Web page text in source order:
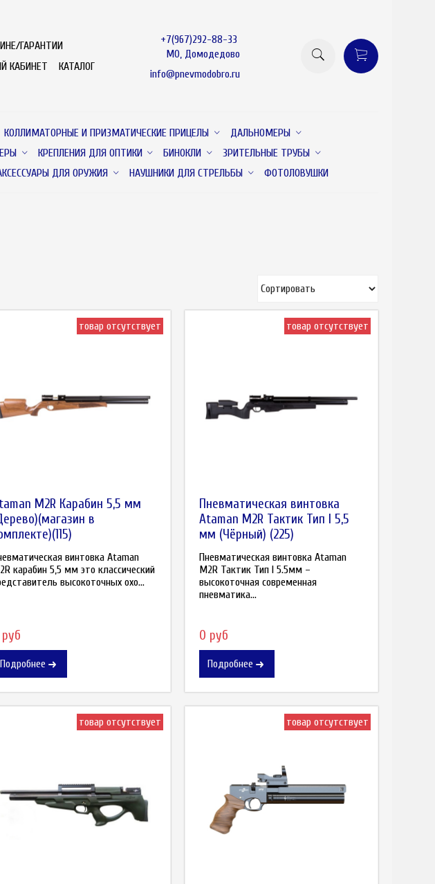
ГАРАНТИИ
КАБИНЕТ КАТАЛОГ
+7(967)292-88-33
МО, Домодедово
info@pnevmodobro.ru
КОЛЛИМАТОРНЫЕ И ПРИЗМАТИЧЕСКИЕ ПРИЦЕЛЫ
ДАЛЬНОМЕРЫ
КРЕПЛЕНИЯ ДЛЯ ОПТИКИ БИНОКЛИ
ЗРИТЕЛЬНЫЕ ТРУБЫ
ДЛЯ ОРУЖИЯ НАУШНИКИ ДЛЯ СТРЕЛЬБЫ ФОТОЛОВУШКИ
товар отсутствует
M2R Карабин 5,5 мм
в
винтовка Ataman
карабин 5,5 мм это классический
высокоточных охо...
Подробнее
товар отсутствует
Пневматическая винтовка
Ataman M2R Тактик Тип I 5,5
мм (Чёрный) (225)
Пневматическая винтовка Ataman
M2R Тактик Тип I 5.5мм –
высокоточная современная
пневматика...
0 руб
Подробнее
товар отсутствует товар отсутствует